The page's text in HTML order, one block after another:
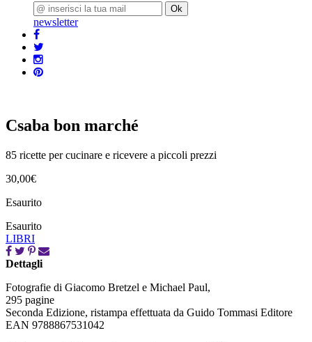
Ok
newsletter
Csaba bon marché
85 ricette per cucinare e ricevere a piccoli prezzi
30,00€
Esaurito
Esaurito
LIBRI
Dettagli
Fotografie di Giacomo Bretzel e Michael Paul,
295 pagine
Seconda Edizione, ristampa effettuata da Guido Tommasi Editore
EAN 9788867531042